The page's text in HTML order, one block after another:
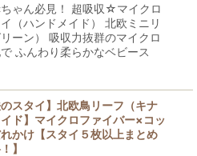
ゃん必見！ 超吸収☆マイクロ
（ハンドメイド） 北欧ミニリ
ーン） 吸収力抜群のマイクロ
ふんわり柔らかなベビース
のスタイ】北欧鳥リーフ（キナ
ド】マイクロファイバー×コッ
かけ【スタイ５枚以上まとめ
】